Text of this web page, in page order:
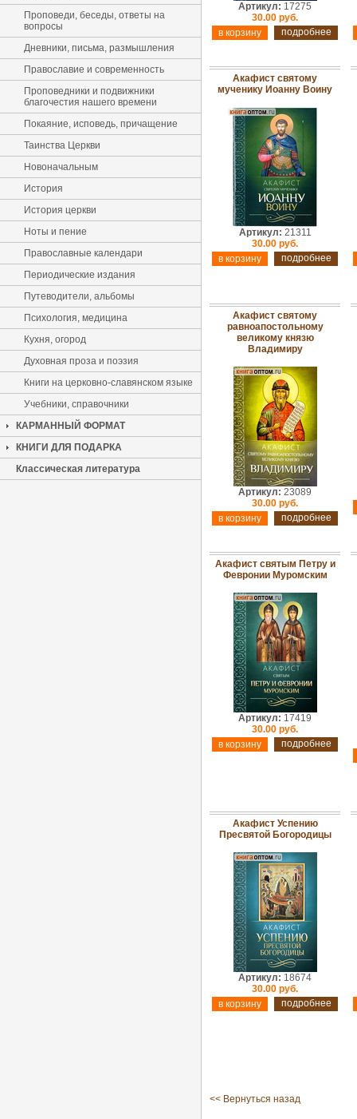
Проповеди, беседы, ответы на
вопросы
Дневники, письма, размышления
Православие и современность
Проповедники и подвижники
благочестия нашего времени
Покаяние, исповедь, причащение
Таинства Церкви
Новоначальным
История
История церкви
Ноты и пение
Православные календари
Периодические издания
Путеводители, альбомы
Психология, медицина
Кухня, огород
Духовная проза и поэзия
Книги на церковно-славянском языке
Учебники, справочники
КАРМАННЫЙ ФОРМАТ
КНИГИ ДЛЯ ПОДАРКА
Классическая литература
Артикул: 17275
30.00 руб.
подробнее
Акафист святому
мученику Иоанну Воину
Артикул: 21311
30.00 руб.
подробнее
Акафист святому
равноапостольному
великому князю
Владимиру
Артикул: 23089
30.00 руб.
подробнее
Акафист святым Петру и
Февронии Муромским
Артикул: 17419
30.00 руб.
подробнее
Акафист Успению
Пресвятой Богородицы
Артикул: 18674
30.00 руб.
подробнее
<< Вернуться назад